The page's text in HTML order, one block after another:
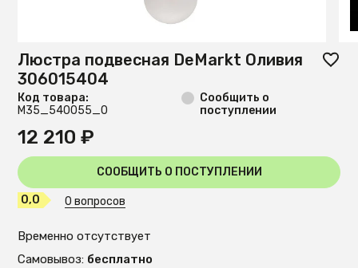
Люстра подвесная DeMarkt Оливия
306015404
Код товара:
М35_540055_0
Сообщить о
поступлении
12 210 ₽
СООБЩИТЬ О ПОСТУПЛЕНИИ
0,0 0 вопросов
Временно отсутствует
Самовывоз: бесплатно